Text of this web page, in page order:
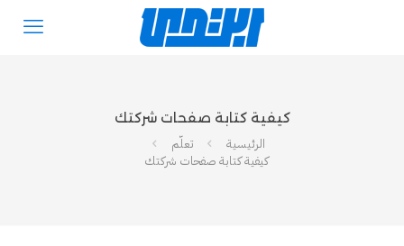
كيفية كتابة صفحات شركتك
الرئيسية
تعلّم
كيفية كتابة صفحات شركتك